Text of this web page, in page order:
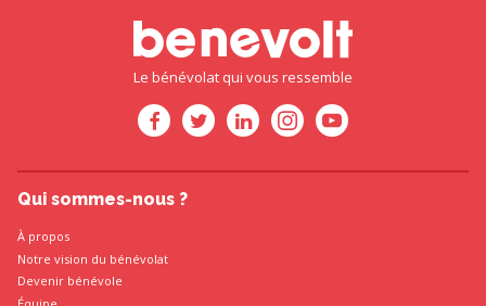
Le bénévolat qui vous ressemble
Qui sommes-nous ?
À propos
Notre vision du bénévolat
Devenir bénévole